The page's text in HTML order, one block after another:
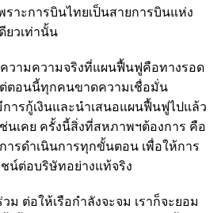
ราะการบินไทยเป็นสายการบินแห่ง
ยวเท่านั้น
ความความจริงที่แผนฟื้นฟูคือทางรอด
ต่ตอนนี้ทุกคนขาดความเชื่อมั่น
การกู้เงินและนำเสนอแผนฟื้นฟูไปแล้ว
นเคย ครั้งนี้สิ่งที่สหภาพฯต้องการ คือ
ารดำเนินการทุกขั้นตอน เพื่อให้การ
น์ต่อบริษัทอย่างแท้จริง
วม ต่อให้เรือกำลังจะจม เราก็จะยอม